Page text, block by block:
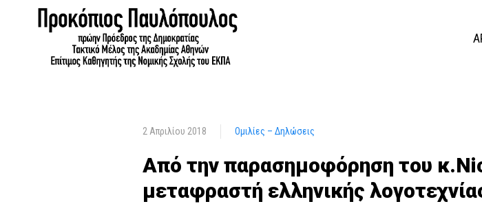
2 Απριλίου 2018 Ομιλίες – Δηλώσεις
Από την παρασημοφόρηση του
μεταφραστή ελληνικής